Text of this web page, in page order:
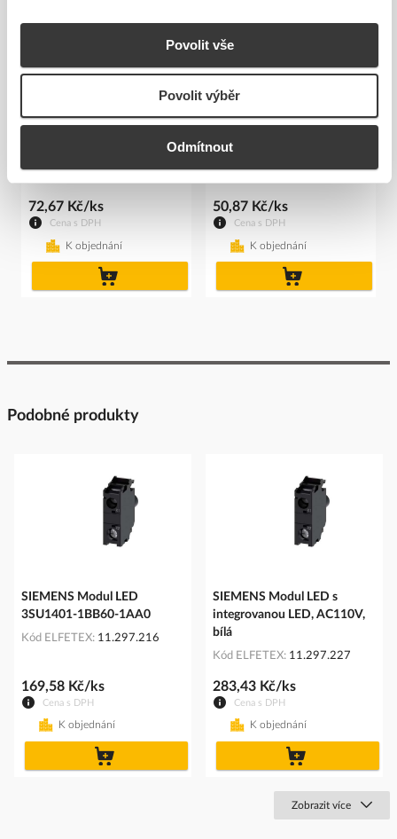
Povolit vše
Povolit výběr
Odmítnout
SIEMENS Držák 3SU1550-
Cena s DPH
72,67 Kč/ks
K objednání
SIEMENS Držák 3SU1500-
Cena s DPH
50,87 Kč/ks
K objednání
Podobné produkty
SIEMENS Modul LED
3SU1401-1BB60-1AA0
Kód ELFETEX 11.297.216
Cena s DPH
169,58 Kč/ks
K objednání
SIEMENS Modul LED s
integrovanou LED, AC110V,
bílá
Kód ELFETEX 11.297.227
Cena s DPH
283,43 Kč/ks
K objednání
Zobrazit více